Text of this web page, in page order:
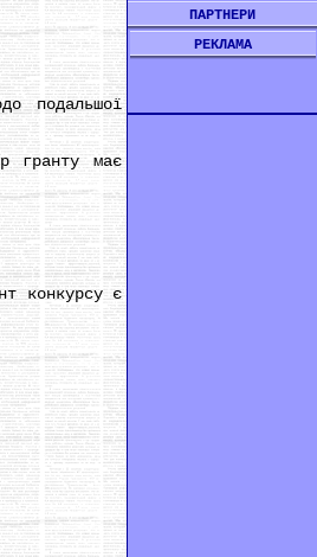
подальшої
гранту має
конкурсу є
ПАРТНЕРИ
РЕКЛАМА